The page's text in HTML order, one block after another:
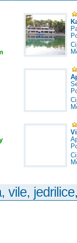
vile,